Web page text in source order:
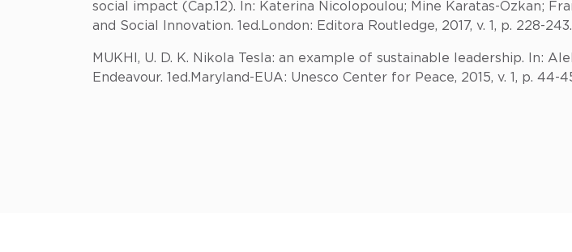
social impact (Cap.12). In: Katerina Nicolopoulou; Mine Karatas-Ozkan;
and Social Innovation. 1ed.London: Editora Routledge, 2017, v. 1, p. 228-243.
MUKHI, U. D. K. Nikola Tesla: an example of sustainable leadership. In:
Endeavour. 1ed.Maryland-EUA: Unesco Center for Peace, 2015, v. 1, p. 44-